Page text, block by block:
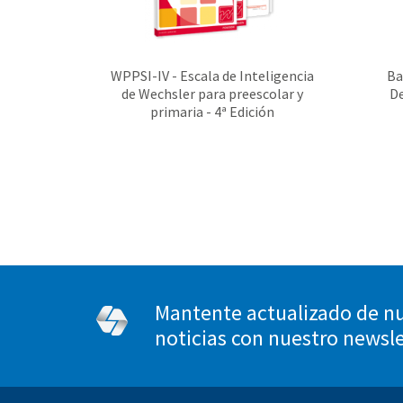
WPPSI-IV - Escala de Inteligencia
de Wechsler para preescolar y
primaria - 4ª Edición
Mantente actualizado de
noticias con nuestro